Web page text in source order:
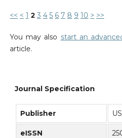
<< < 1 2 3 4 5 6 7 8 9 10 > >>
You may also start an
article.
Journal Specification
Publisher
eISSN